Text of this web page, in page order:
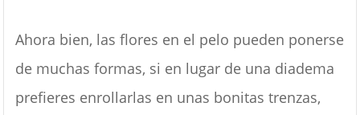
Ahora bien, las flores en el pelo pueden ponerse
de muchas formas, si en lugar de una diadema
prefieres enrollarlas en unas bonitas trenzas,